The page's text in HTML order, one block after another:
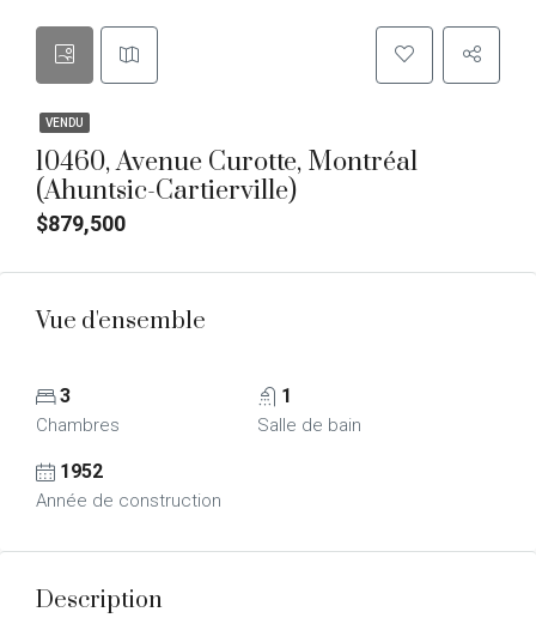
VENDU
10460, Avenue Curotte, Montréal
(Ahuntsic-Cartierville)
$879,500
Vue d'ensemble
3
Chambres
1
Salle de bain
1952
Année de construction
Description